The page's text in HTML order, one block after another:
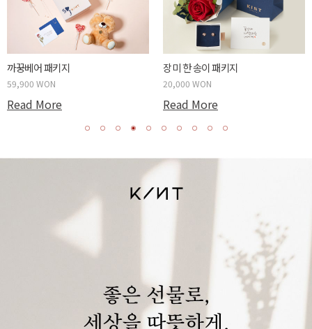
59,900 WON
Read More
20,000 WON
Read More